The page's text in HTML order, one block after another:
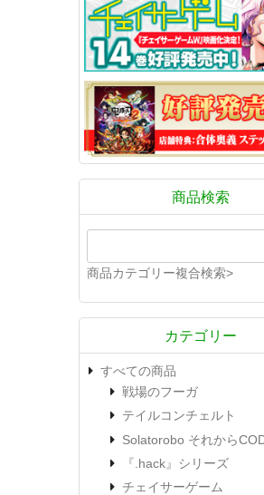
商品検索
商品カテゴリー複合検索>
カテゴリー
すべての商品
戦場のフーガ
テイルコンチェルト
Solatorobo それから
『.hack』シリーズ
チェイサーゲーム